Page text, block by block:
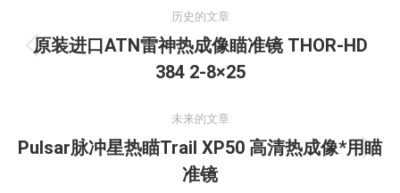
章
历史的文章
历
史
章：
原装进口ATN雷神热成像瞄准镜 THOR-HD
384 2-8×25
未来的文章
未
来
Pulsar脉冲星热瞄Trail XP50 高清热成像*用瞄
准镜